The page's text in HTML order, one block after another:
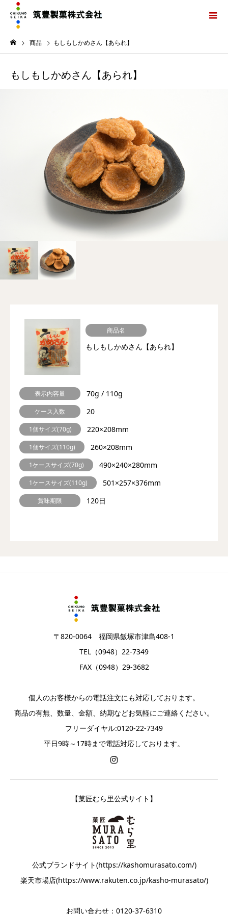
商品 もしもしかめさん【あられ】
もしもしかめさん【あられ】
商品名
もしもしかめさん【あられ】
表示内容量 70g / 110g
ケース入数 20
1個サイズ(70g) 220×208mm
1個サイズ(110g) 260×208mm
1ケースサイズ(70g) 490×240×280mm
1ケースサイズ(110g) 501×257×376mm
賞味期限 120日
〒820-0064 福岡県飯塚市津島408-1
TEL（0948）22-7349
FAX（0948）29-3682
個人のお客様からの電話注文にも対応しております。
商品の有無、数量、金額、納期などお気軽にご連絡ください。
フリーダイヤル:0120-22-7349
平日9時～17時まで電話対応しております。
【菓匠むら里公式サイト】
公式ブランドサイト(https://kashomurasato.com/)
楽天市場店(https://www.rakuten.co.jp/kasho-murasato/)
お問い合わせ：0120-37-6310